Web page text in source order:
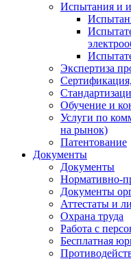
Испытания и
Экспертиза
Обучение и
Услуги по
на рынок)
Патентование
Документы
Документы
Нормативно-
Документы
Аттестаты и
Охрана труда
Работа с
Бесплатная